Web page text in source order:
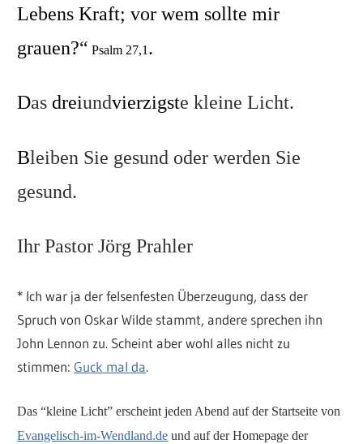
Lebens Kraft; vor wem sollte mir
grauen?“ Psalm 27,1 .
Dasdreiundvierzigste kleine Licht.
Bleiben Sie gesund oder werden Sie
gesund.
Ihr Pastor Jörg Prahler
* Ich war ja der felsenfesten Überzeugung, dass der
Spruch von Oskar Wilde stammt, andere sprechen ihn
John Lennon zu. Scheint aber wohl alles nicht zu
stimmen:Guck mal da.
Das “kleine Licht” erscheint jeden Abend auf der Startseite von
Evangelisch-im-Wendland.de und auf der Homepage der